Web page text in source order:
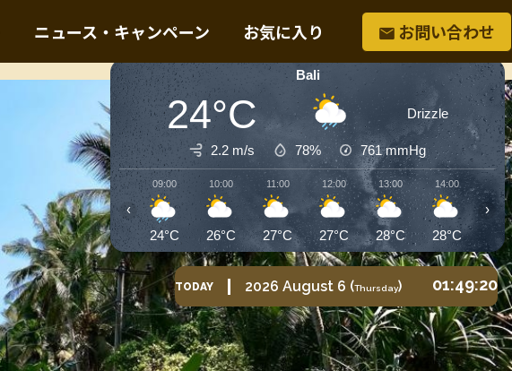
ニュース・キャンペーン お気に入り お問い合わせ
Bali
24°C Drizzle
2.2 m/s 78% 761mmHg
09:00
24°C
10:00
26°C
11:00
27°C
12:00
27°C
13:00
28°C
14:00
28°C
‹ ›
TODAY 2026 August 6 (Thursday) 01:49:23